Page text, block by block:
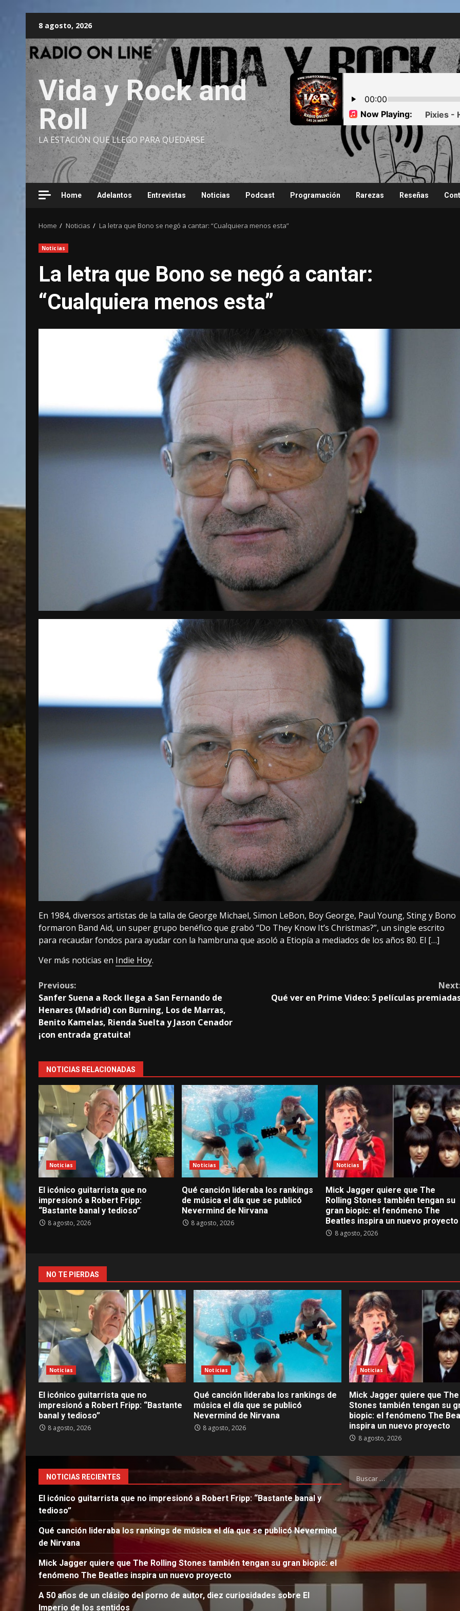
content
8 agosto, 2026
Vida y Rock and
Roll
LA ESTACIÓN QUE LLEGO PARA QUEDARSE
Home Adelantos Entrevistas Noticias Podcast Programación Rarezas Reseñas
Home Noticias La letra que Bono se negó a cantar: “Cualquiera menos esta”
Noticias
La letra que Bono se negó a cantar:
“Cualquiera menos esta”
En 1984, diversos artistas de la talla de George Michael, Simon LeBon, Boy George, Paul Young, Sting y Bono
formaron Band Aid, un super grupo benéfico que grabó “Do They Know It’s Christmas?”, un single escrito
para recaudar fondos para ayudar con la hambruna que asoló a Etiopía a mediados de los años 80. El […]
Ver más noticias en Indie Hoy.
Continue
Reading
Previous:
Sanfer Suena a Rock llega a San Fernando de
Henares (Madrid) con Burning, Los de Marras,
Benito Kamelas, Rienda Suelta y Jason Cenador
¡con entrada gratuita!
Qué ver en Prime Video: 5 películas
NOTICIAS RELACIONADAS
Noticias
El icónico guitarrista que no
impresionó a Robert Fripp:
“Bastante banal y tedioso”
8 agosto, 2026
Noticias
Qué canción lideraba los rankings
de música el día que se publicó
Nevermind de Nirvana
8 agosto, 2026
Noticias
Mick Jagger quiere que The
Rolling Stones también tengan su
gran biopic: el fenómeno The
Beatles inspira un nuevo proyecto
8 agosto, 2026
NO TE PIERDAS
Noticias
El icónico guitarrista que no
impresionó a Robert Fripp: “Bastante
banal y tedioso”
8 agosto, 2026
Noticias
Qué canción lideraba los rankings de
música el día que se publicó
Nevermind de Nirvana
8 agosto, 2026
Noticias
Mick Jagger quiere que
Stones también tengan su
biopic: el fenómeno The
inspira un nuevo proyecto
8 agosto, 2026
NOTICIAS RECIENTES
El icónico guitarrista que no impresionó a Robert Fripp: “Bastante banal y
tedioso”
Qué canción lideraba los rankings de música el día que se publicó Nevermind
de Nirvana
Mick Jagger quiere que The Rolling Stones también tengan su gran biopic: el
fenómeno The Beatles inspira un nuevo proyecto
A 50 años de un clásico del porno de autor, diez curiosidades sobre El
Imperio de los sentidos
Buscar: